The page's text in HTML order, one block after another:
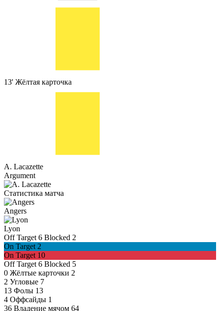
13' Жёлтая карточка
A. Lacazette
Argument
Статистика матча
Angers
Lyon
Off Target 6 Blocked 2
On Target 2
On Target 10
Off Target 6 Blocked 5
0 Жёлтые карточки 2
2 Угловые 7
13 Фолы 13
4 Оффсайды 1
36 Владение мячом 64